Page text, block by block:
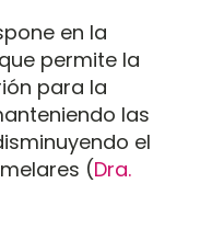
en la
permite la
para la
las
el
(Dra.